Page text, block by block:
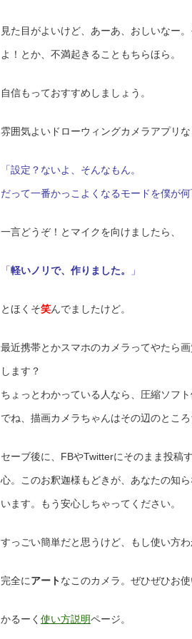
見た目がよいけど、あーあ、おしいなー
よ！とか、不満起きることもちらほら。
自信もっておすすめしましょう。
雰囲気よいドローウィングカメラアプリな
「設定？ないよ、そんなもん。
だって一番かっこよくなるモードを僕が
一言どうぞ！とマイクを向けましたら、
「軽いノリで、作りました。 」
とほくそ笑んでましたけど。
最近携帯とかスマホのカメラってやたら
します？
ちょっとわかっている人なら、圧縮ソフ
でね、描画カメラちゃんはその辺のとこ
セーブ後に、FBやTwitterにそのまま投稿
心。このお釈迦様もどきが、あなたの知
います。もう安心しちゃってください。
すっごい簡単だと思うけど、もし使い方
完全にアートなこのカメラ。ぜひぜひお使
かるーく 使い方説明ページ。